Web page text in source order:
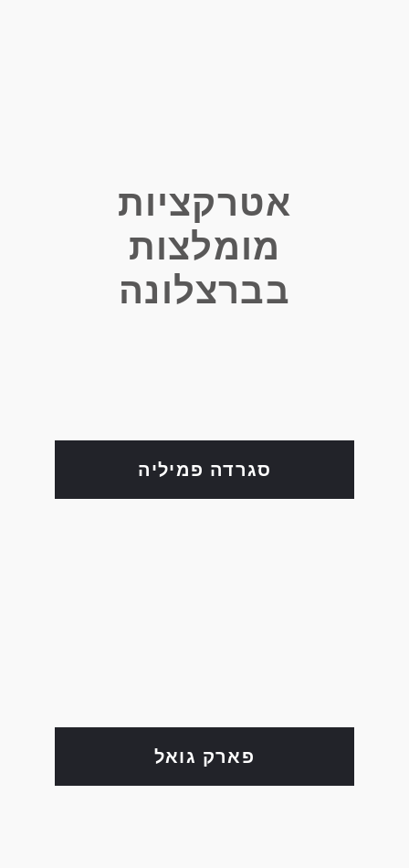
אטרקציות
מומלצות
בברצלונה
סגרדה פמיליה
פארק גואל